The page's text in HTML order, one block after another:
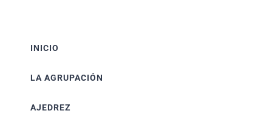
INICIO
LA AGRUPACIÓN
AJEDREZ